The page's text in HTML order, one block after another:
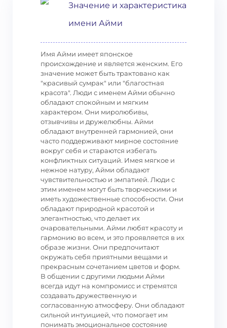
Значение и характеристика
имени Айми
Имя Айми имеет японское
происхождение и является женским. Его
значение может быть трактовано как
"красивый сумрак" или "благостная
красота". Люди с именем Айми обычно
обладают спокойным и мягким
характером. Они миролюбивы,
отзывчивы и дружелюбны. Айми
обладают внутренней гармонией, они
часто поддерживают мирное состояние
вокруг себя и стараются избегать
конфликтных ситуаций. Имея мягкое и
нежное натуру, Айми обладают
чувствительностью и эмпатией. Люди с
этим именем могут быть творческими и
иметь художественные способности. Они
обладают природной красотой и
элегантностью, что делает их
очаровательными. Айми любят красоту и
гармонию во всем, и это проявляется в их
образе жизни. Они предпочитают
окружать себя приятными вещами и
прекрасным сочетанием цветов и форм.
В общении с другими людьми Айми
всегда идут на компромисс и стремятся
создавать дружественную и
согласованную атмосферу. Они обладают
сильной интуицией, что помогает им
понимать эмоциональное состояние